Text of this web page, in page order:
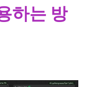
하는 방